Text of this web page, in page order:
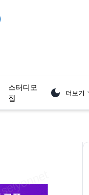
스터디모
집
더보기